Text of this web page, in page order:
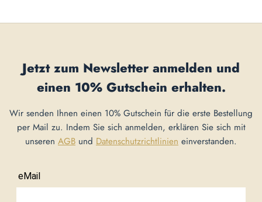
Jetzt zum Newsletter anmelden und
einen 10% Gutschein erhalten.
Wir senden Ihnen einen 10% Gutschein für die erste Bestellung
per Mail zu. Indem Sie sich anmelden, erklären Sie sich mit
unseren AGB und Datenschutzrichtlinien einverstanden.